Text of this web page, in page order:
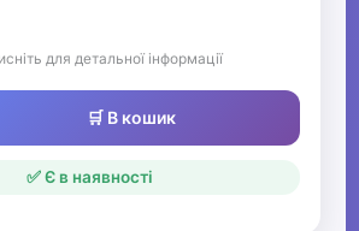
для детальної інформації
🛒 В кошик
✅ Є в наявності